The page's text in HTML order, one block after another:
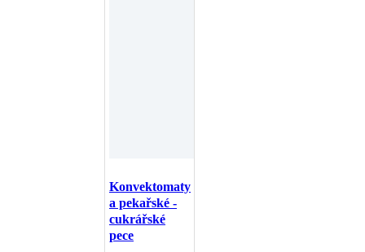
Konvektomaty
a pekařské -
cukrářské
pece